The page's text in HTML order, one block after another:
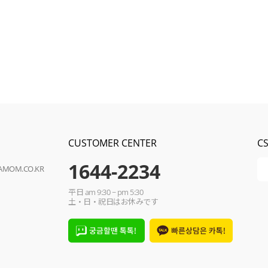
CUSTOMER CENTER
1644-2234
平日 am 9:30 ~ pm 5:30
土・日・祝日はお休みです